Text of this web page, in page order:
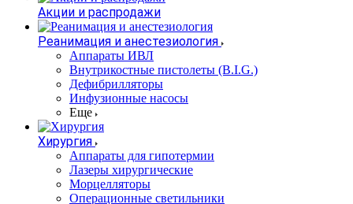
Акции и распродажи
Реанимация и анестезиология
Аппараты ИВЛ
Внутрикостные пистолеты (B.I.G.)
Дефибрилляторы
Инфузионные насосы
Еще
Хирургия
Аппараты для гипотермии
Лазеры хирургические
Морцелляторы
Операционные светильники